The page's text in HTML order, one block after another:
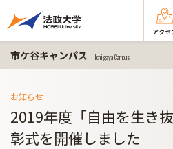
アクセ
市ケ谷キャンパス Ichigaya Campus
お知らせ
2019年度「自由を生き
彰式を開催しました